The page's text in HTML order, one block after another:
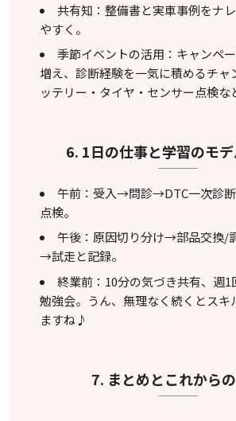
共有知：整備書と実車事例をナ
やすく。
季節イベントの活用：キャンペ
増え、診断経験を一気に積めるチャ
ッテリー・タイヤ・センサー点検な
6. 1日の仕事と学習のモ
午前：受入→問診→DTC一次診
点検。
午後：原因切り分け→部品交換/
→試走と記録。
終業前：10分の気づき共有、週1
勉強会。うん、無理なく続くとスキ
ますね♪
7. まとめとこれから